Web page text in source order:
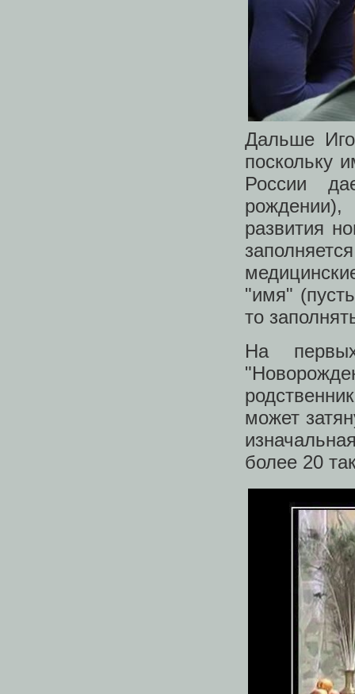
Дальше
поскольку
России
развития
"имя"
то
На
может
более 20